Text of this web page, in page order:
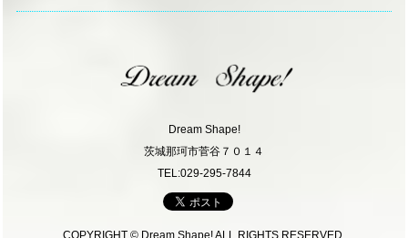
Dream Shape!
茨城那珂市菅谷７０１４
TEL:029-295-7844